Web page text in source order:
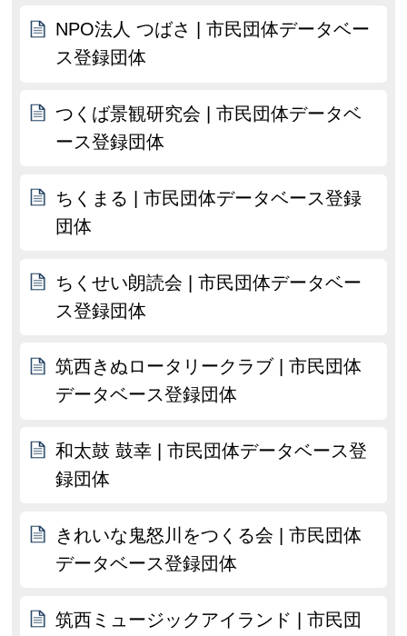
NPO法人 つばさ | 市民団体データベー
ス登録団体
つくば景観研究会 | 市民団体データベ
ース登録団体
ちくまる | 市民団体データベース登録
団体
ちくせい朗読会 | 市民団体データベー
ス登録団体
筑西きぬロータリークラブ | 市民団体
データベース登録団体
和太鼓 鼓幸 | 市民団体データベース登
録団体
きれいな鬼怒川をつくる会 | 市民団体
データベース登録団体
筑西ミュージックアイランド | 市民団